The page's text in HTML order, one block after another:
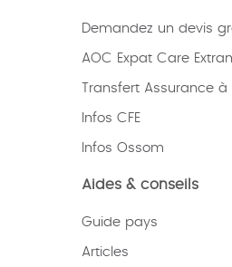
Demandez un devis
AOC Expat Care
Transfert Assurance à
Infos CFE
Infos Ossom
Aides & conseils
Guide pays
Articles